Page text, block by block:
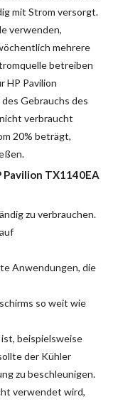
mit Strom versorgt.
verwenden,
mehrere
betreiben
HP Pavilion
Gebrauchs des
verbraucht
20% beträgt,
Pavilion TX1140EA
zu verbrauchen.
Anwendungen, die
so weit wie
beispielsweise
der Kühler
zu beschleunigen.
verwendet wird,